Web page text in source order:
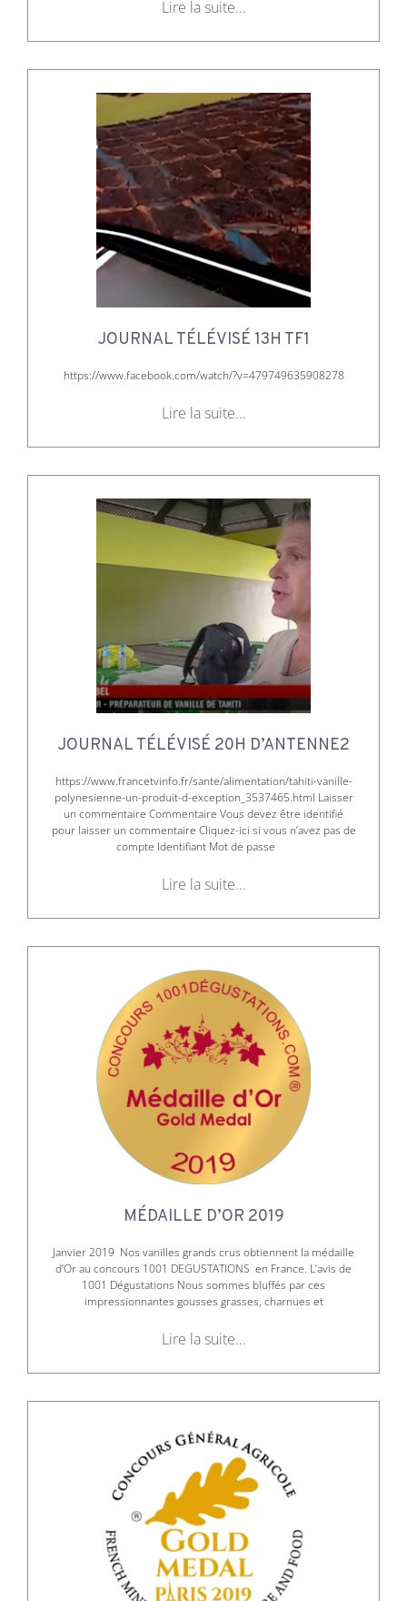
Lire la suite...
JOURNAL TÉLÉVISÉ 13H TF1
https://www.facebook.com/watch/?v=479749635908278
Lire la suite...
JOURNAL TÉLÉVISÉ 20H D’ANTENNE2
https://www.francetvinfo.fr/sante/alimentation/tahiti-vanille-
polynesienne-un-produit-d-exception_3537465.html Laisser
un commentaire Commentaire Vous devez être identifié
pour laisser un commentaire Cliquez-ici si vous n’avez pas de
compte Identifiant Mot de passe
Lire la suite...
MÉDAILLE D’OR 2019
Janvier 2019 Nos vanilles grands crus obtiennent la médaille
d’Or au concours 1001 DEGUSTATIONS en France. L’avis de
1001 Dégustations Nous sommes bluffés par ces
impressionnantes gousses grasses, charnues et
Lire la suite...